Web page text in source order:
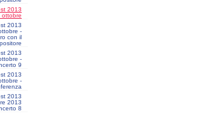
2013
ottobre
2013
-
con il
2013
-
9
2013
-
2013
2013
8